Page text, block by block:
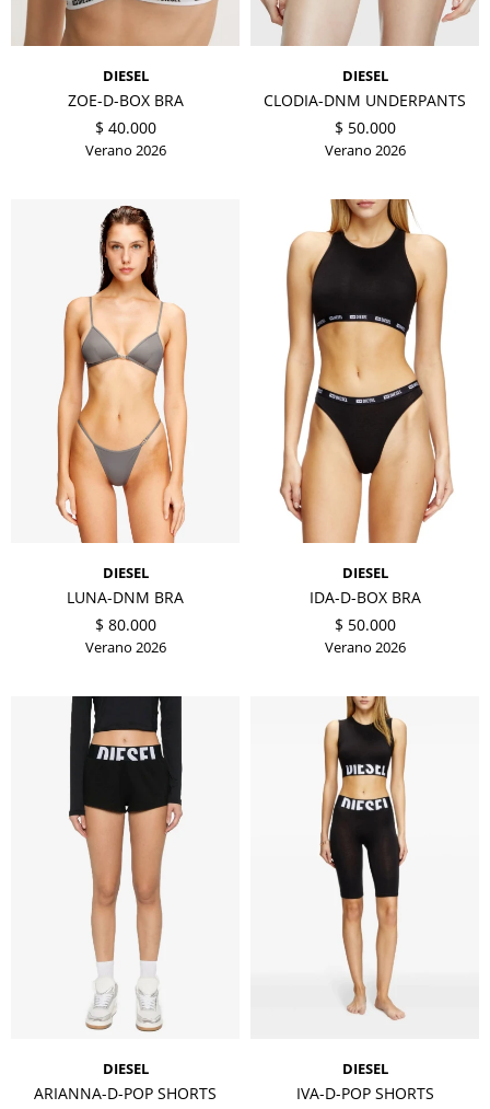
DIESEL
ZOE-D-BOX BRA
$ 40.000
Verano 2026
DIESEL
CLODIA-DNM UNDERPANTS
$ 50.000
Verano 2026
DIESEL
LUNA-DNM BRA
$ 80.000
Verano 2026
DIESEL
IDA-D-BOX BRA
$ 50.000
Verano 2026
DIESEL
ARIANNA-D-POP SHORTS
DIESEL
IVA-D-POP SHORTS